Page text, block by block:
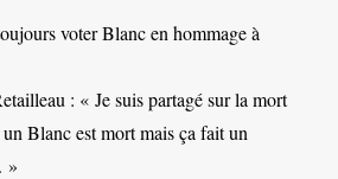
voter Blanc en hommage à
: « Je suis partagé sur la mort
Blanc est mort mais ça fait un
»